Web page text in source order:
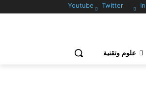
Twitter
Youtube
علوم وتقنية